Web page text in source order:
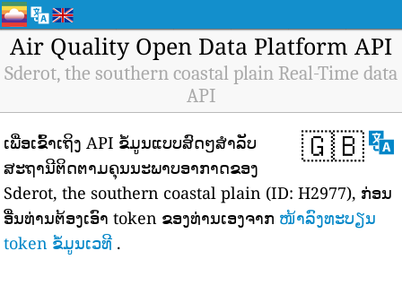
Air Quality Open Data Platform API
Sderot, the southern coastal plain Real-Time data
API
🇬🇧
ເພື່ອເຂົ້າເຖິງ API ຂໍ້ມູນແບບສົດໆສຳລັບ
ສະຖານີຕິດຕາມຄຸນນະພາບອາກາດຂອງ
Sderot, the southern coastal plain (ID: H2977), ກ່ອນ
ອື່ນທ່ານຕ້ອງເອົາ token ຂອງທ່ານເອງຈາກ ໜ້າລົງທະບຽນ
token ຂໍ້ມູນເວທີ .